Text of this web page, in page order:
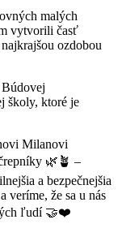
malých
vytvorili časť
ozdobou
školy, ktoré je
Milanovi
🌿🪴 –
a bezpečnejšia
veríme, že sa u nás
ľudí 🤝❤️